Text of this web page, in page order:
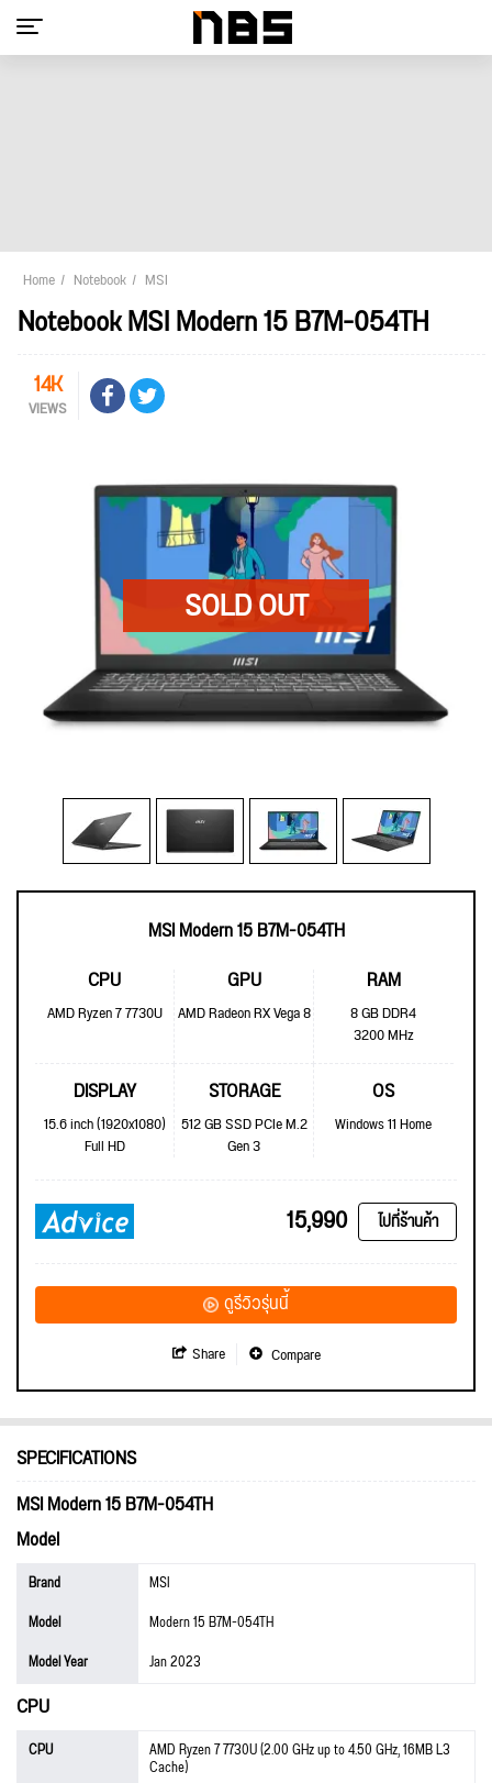
Home Notebook MSI
Notebook MSI Modern 15 B7M-054TH
14K
VIEWS
MSI Modern 15 B7M-054TH
CPU
AMD Ryzen 7 7730U
GPU
AMD Radeon RX Vega 8
RAM
8 GB DDR4
3200 MHz
DISPLAY
15.6 inch (1920x1080)
Full HD
STORAGE
512 GB SSD PCIe M.2
Gen 3
OS
Windows 11 Home
15,990 ไปที่ร้านค้า
ดูรีวิวรุ่นนี้
Share Compare
SPECIFICATIONS
MSI Modern 15 B7M-054TH
Model
Brand
MSI
Model
Modern 15 B7M-054TH
Model Year
Jan 2023
CPU
CPU AMD Ryzen 7 7730U (2.00 GHz up to 4.50 GHz, 16MB L3
Cache)